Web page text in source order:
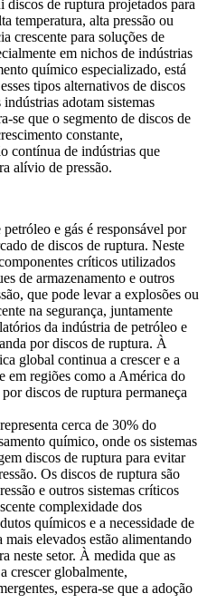
de ruptura projetados para
temperatura, alta pressão ou
crescente para soluções de
em nichos de indústrias
químico especializado, está
tipos alternativos de discos
adotam sistemas
se que o segmento de discos de
constante,
contínua de indústrias que
alívio de pressão.
e gás é responsável por
de discos de ruptura. Neste
críticos utilizados
de armazenamento e outros
que pode levar a explosões ou
na segurança, juntamente
da indústria de petróleo e
por discos de ruptura. À
global continua a crescer e a
em regiões como a América do
discos de ruptura permaneça
cerca de 30% do
químico, onde os sistemas
discos de ruptura para evitar
Os discos de ruptura são
e outros sistemas críticos
complexidade dos
químicos e a necessidade de
mais elevados estão alimentando
neste setor. À medida que as
crescer globalmente,
espera-se que a adoção